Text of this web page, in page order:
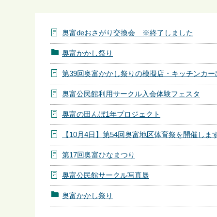
奥富deおさがり交換会 ※終了しました
奥富かかし祭り
第39回奥富かかし祭りの模擬店・キッチンカ
奥富公民館利用サークル入会体験フェスタ
奥富の田んぼ1年プロジェクト
【10月4日】第54回奥富地区体育祭を開催しま
第17回奥富ひなまつり
奥富公民館サークル写真展
奥富かかし祭り